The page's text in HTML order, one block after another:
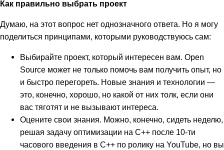
Как правильно выбрать проект
Думаю, на этот вопрос нет однозначного ответа. Но я могу
поделиться принципами, которыми руководствуюсь сам:
Выбирайте проект, который интересен вам. Open
Source может не только помочь вам получить опыт, но
и быстро перегореть. Новые знания и технологии —
это, конечно, хорошо, но какой от них толк, если они
вас тяготят и не вызывают интереса.
Оцените свои знания. Можно, конечно, сидеть неделю,
решая задачу оптимизации на C++ после 10-ти
часового введения в C++ по ролику на YouTube, но вы